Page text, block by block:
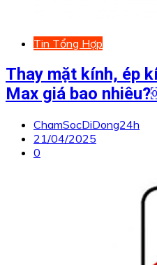
Tin Tổng Hợp
Thay mặt kính, ép
Max giá bao
ChamSocDiDong24h
21/04/2025
0